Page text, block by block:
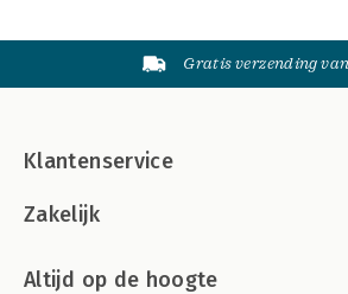
Gratis verzending
Klantenservice
Zakelijk
Altijd op de hoogte